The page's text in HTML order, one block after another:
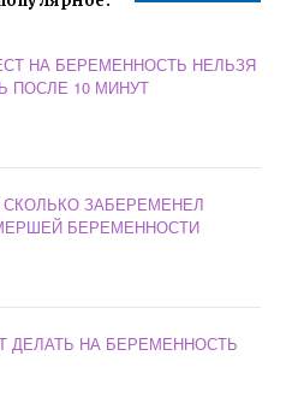
НА БЕРЕМЕННОСТЬ НЕЛЬЗЯ
ПОСЛЕ 10 МИНУТ
СКОЛЬКО ЗАБЕРЕМЕНЕЛ
БЕРЕМЕННОСТИ
ДЕЛАТЬ НА БЕРЕМЕННОСТЬ